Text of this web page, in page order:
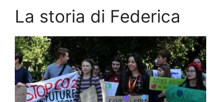
La storia di Federica